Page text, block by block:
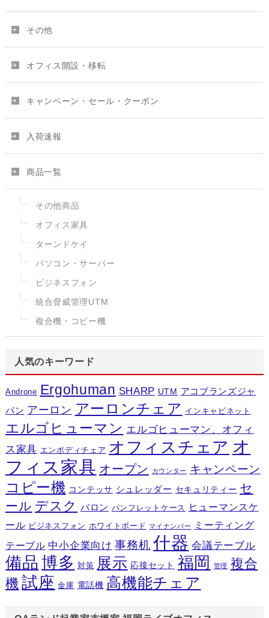
その他
オフィス開設・移転
キャンペーン・セール・クーポン
入荷速報
商品一覧
その他商品
オフィス家具
ターンドケイ
パソコン・サーバー
ビジネスフォン
統合脅威管理UTM
複合機・コピー機
人気のキーワード
Androne Ergohuman SHARP UTM アコブランズジャ
パン アーロン アーロンチェア インキャビネット
エルゴヒューマン エルゴヒューマン、オフィ
ス家具 エンボディチェア オフィスチェア オ
フィス家具 オープン カウンター キャンペーン
コピー機 コンテッサ シュレッダー セキュリティー セ
ール デスク バロン パンフレットケース
ヒューマンスケ
ール ビジネスフォン ホワイトボード マイナンバー
ミーティング
テーブル 中小企業向け 事務机 什器 会議テーブル
備品 博多 対策 展示 応接セット 福岡 管理 複合
機 試座 金庫 電話機 高機能チェア